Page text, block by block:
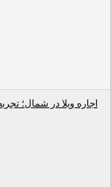
اجاره ویلا در شمال؛